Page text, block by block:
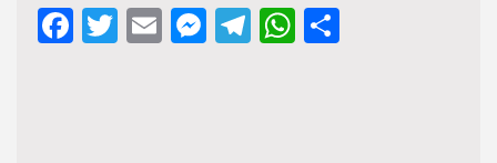
Facebook
Twitter
EmailMessenger
Telegram
WhatsApp